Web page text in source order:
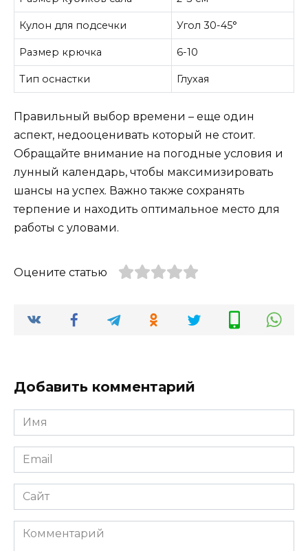
Кулон для подсечки Угол 30-45°
Размер крючка 6-10
Тип оснастки Глухая
Правильный выбор времени – еще один
аспект, недооценивать который не стоит.
Обращайте внимание на погодные условия и
лунный календарь, чтобы максимизировать
шансы на успех. Важно также сохранять
терпение и находить оптимальное место для
работы с уловами.
Оцените статью
Добавить комментарий
Имя
*
Email
*
Сайт
Комментарий